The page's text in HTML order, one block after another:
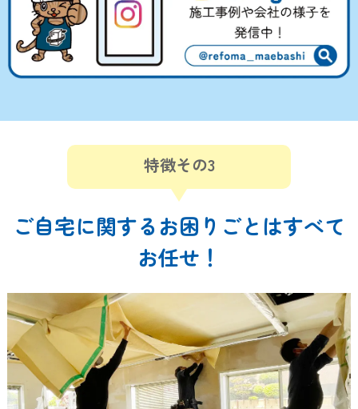
特徴その3
ご自宅に関するお困りごとはすべて
お任せ！